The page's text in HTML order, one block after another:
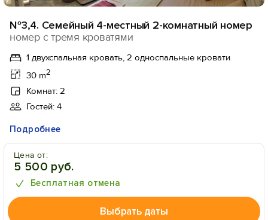
№3,4. Семейный 4-местный 2-комнатный номер
номер с тремя кроватями
1 двухспальная кровать, 2 односпальные кровати
30 m2
Комнат: 2
Гостей: 4
Подробнее
Цена от:
5 500 руб.
Бесплатная отмена
Выбрать даты